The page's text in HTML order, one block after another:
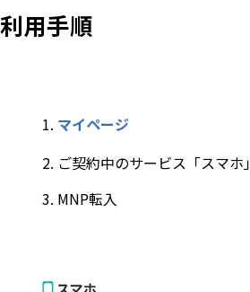
利用手順
マイページ
ご契約中のサービス「スマホ」
MNP転入